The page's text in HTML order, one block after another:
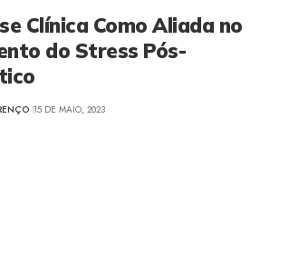
Clínica Como Aliada no
do Stress Pós-
15 DE MAIO, 2023